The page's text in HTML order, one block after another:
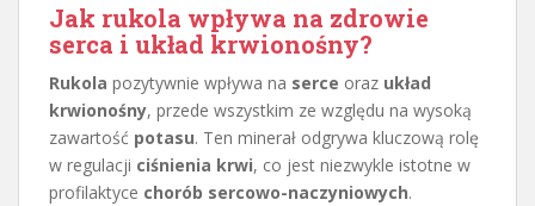
Jak rukola wpływa na zdrowie
serca i układ krwionośny?
Rukola pozytywnie wpływa na serce oraz układ
krwionośny, przede wszystkim ze względu na wysoką
zawartość potasu. Ten minerał odgrywa kluczową rolę
w regulacji ciśnienia krwi, co jest niezwykle istotne w
profilaktyce chorób sercowo-naczyniowych.